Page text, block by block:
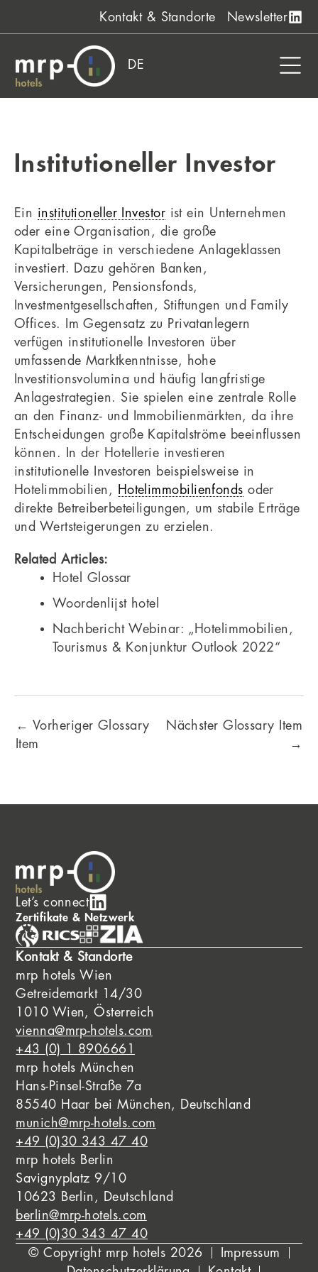
Kontakt & Standorte Newsletter
DE
Institutioneller Investor
Ein institutioneller Investor ist ein Unternehmen
oder eine Organisation, die große
Kapitalbeträge in verschiedene Anlageklassen
investiert. Dazu gehören Banken,
Versicherungen, Pensionsfonds,
Investmentgesellschaften, Stiftungen und Family
Offices. Im Gegensatz zu Privatanlegern
verfügen institutionelle Investoren über
umfassende Marktkenntnisse, hohe
Investitionsvolumina und häufig langfristige
Anlagestrategien. Sie spielen eine zentrale Rolle
an den Finanz- und Immobilienmärkten, da ihre
Entscheidungen große Kapitalströme beeinflussen
können. In der Hotellerie investieren
institutionelle Investoren beispielsweise in
Hotelimmobilien,
Hotelimmobilienfonds oder
direkte Betreiberbeteiligungen, um stabile Erträge
und Wertsteigerungen zu erzielen.
Related Articles:
Hotel Glossar
Woordenlijst hotel
Nachbericht Webinar: „Hotelimmobilien,
Tourismus & Konjunktur Outlook 2022“
← Vorheriger Glossary
Item
Nächster Glossary Item
→
Let’s connect
Zertifikate & Netzwerk
Kontakt & Standorte
mrp hotels Wien
Getreidemarkt 14/30
1010 Wien, Österreich
vienna@mrp-hotels.com
+43 (0) 1 8906661
mrp hotels München
Hans-Pinsel-Straße 7a
85540 Haar bei München, Deutschland
munich@mrp-hotels.com
+49 (0)30 343 47 40
mrp hotels Berlin
Savignyplatz 9/10
10623 Berlin, Deutschland
berlin@mrp-hotels.com
+49 (0)30 343 47 40
© Copyright mrp hotels 2026
Impressum